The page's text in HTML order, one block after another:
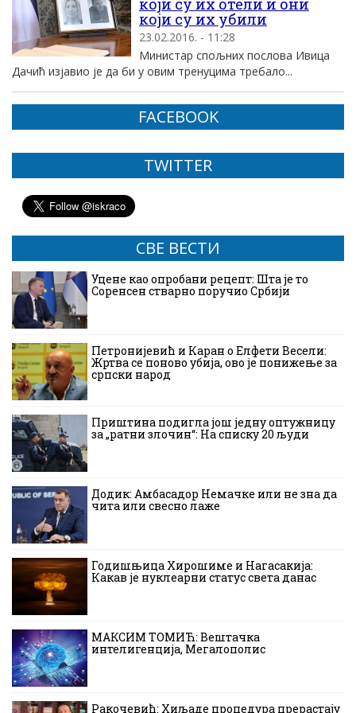
који су их отели и они
који су их убили
23.02.2016. - 11:28
Министар спољних послова Ивица
Дачић изјавио је да би у овим тренуцима требало...
FACEBOOK
TWITTER
СВЕ ВЕСТИ
Уцене као опробани рецепт: Шта је то
Соренсен стварно поручио Србији
Петронијевић и Каран о Елфети Весели:
Жртва се поново убија, ово је понижење за
српски народ
Приштина подигла још једну оптужницу
за „ратни злочин“: На списку 20 људи
Додик: Амбасадор Немачке или не зна да
чита или свесно лаже
Годишњица Хирошиме и Нагасакија:
Какав је нуклеарни статус света данас
МАКСИМ ТОМИЋ: Вештачка
интелигенција, Мегалополис
Ракочевић: Хиљаде процедура прерастају